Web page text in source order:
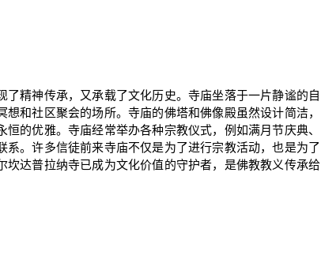
精神传承，又承载了文化历史。寺庙坐落于一片静谧的自
和社区聚会的场所。寺庙的佛塔和佛像殿虽然设计简洁，
的优雅。寺庙经常举办各种宗教仪式，例如满月节庆典、
。许多信徒前来寺庙不仅是为了进行宗教活动，也是为了
达普拉纳寺已成为文化价值的守护者，是佛教教义传承给